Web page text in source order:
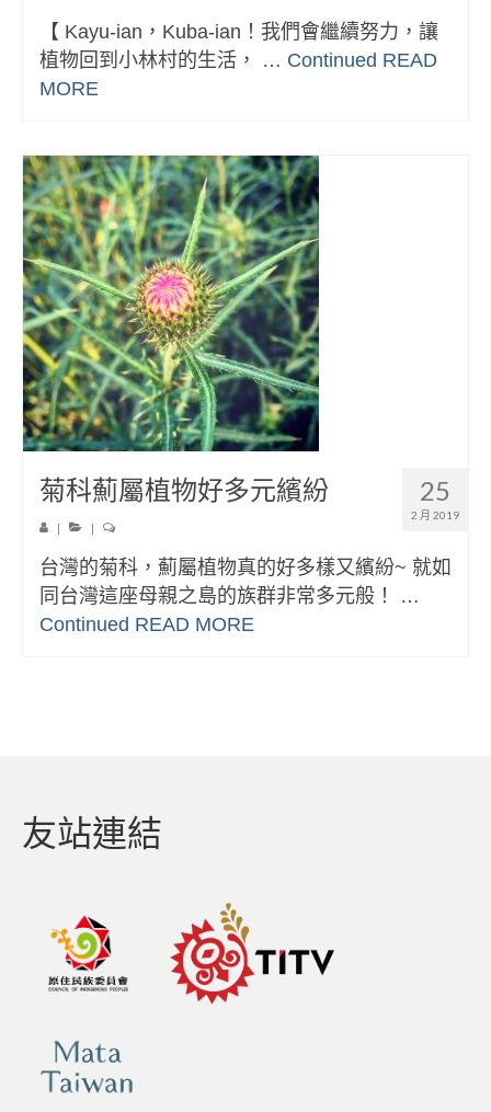
【 Kayu-ian，Kuba-ian！我們會繼續努力，讓
植物回到小林村的生活， … Continued READ
MORE
25
2 月 2019
菊科薊屬植物好多元繽紛
台灣的菊科，薊屬植物真的好多樣又繽紛~ 就如
同台灣這座母親之島的族群非常多元般！ …
Continued READ MORE
友站連結